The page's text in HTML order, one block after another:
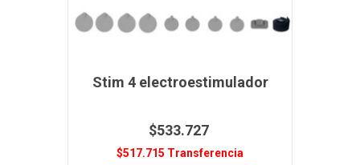
Stim 4 electroestimulador
$533.727
$517.715 Transferencia